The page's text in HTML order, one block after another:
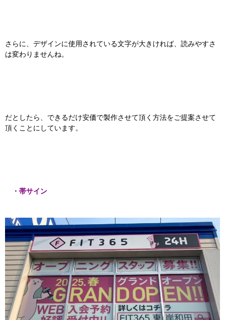
さらに、デザインに使用されている文字が大きければ、読みやすさ
は変わりませんね。
だとしたら、できるだけ安価で製作させて頂く方法をご提案させて
頂くことにしています。
・帯サイン